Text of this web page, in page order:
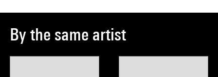
By the same artist